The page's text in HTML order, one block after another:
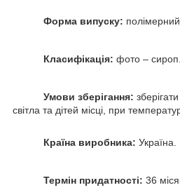
Форма випуску:
Класифікація: фото – сироп.
Умови зберігання:
світла та дітей місці, при
Країна виробника: Україна.
Термін придатності: 36